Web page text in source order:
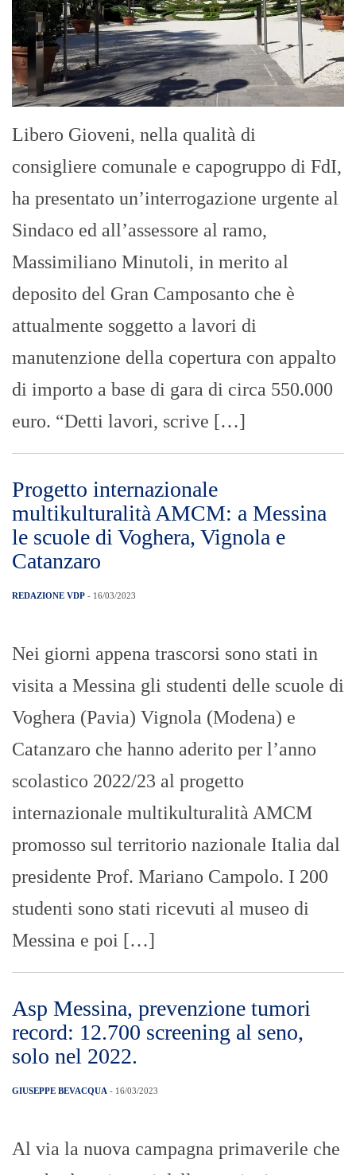
Libero Gioveni, nella qualità di
consigliere comunale e capogruppo di FdI,
ha presentato un’interrogazione urgente al
Sindaco ed all’assessore al ramo,
Massimiliano Minutoli, in merito al
deposito del Gran Camposanto che è
attualmente soggetto a lavori di
manutenzione della copertura con appalto
di importo a base di gara di circa 550.000
euro. “Detti lavori, scrive […]
Progetto internazionale
multikulturalità AMCM: a Messina
le scuole di Voghera, Vignola e
Catanzaro
REDAZIONE VDP - 16/03/2023
Nei giorni appena trascorsi sono stati in
visita a Messina gli studenti delle scuole di
Voghera (Pavia) Vignola (Modena) e
Catanzaro che hanno aderito per l’anno
scolastico 2022/23 al progetto
internazionale multikulturalità AMCM
promosso sul territorio nazionale Italia dal
presidente Prof. Mariano Campolo. I 200
studenti sono stati ricevuti al museo di
Messina e poi […]
Asp Messina, prevenzione tumori
record: 12.700 screening al seno,
solo nel 2022.
GIUSEPPE BEVACQUA - 16/03/2023
Al via la nuova campagna primaverile che